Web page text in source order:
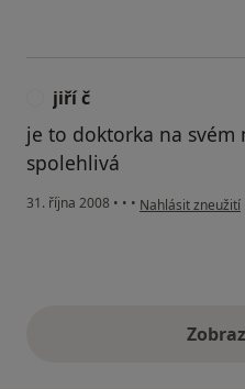
jiří č
je to doktorka na svém
spolehlivá
31. října 2008 • • • podle názoru
Nahlásit zneužití